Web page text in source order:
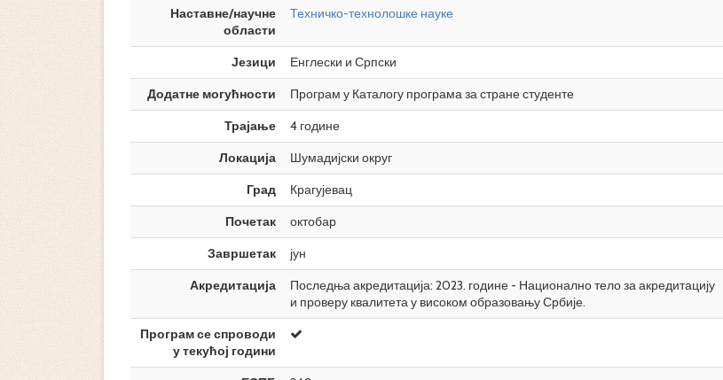
Наставне/научне
области
Техничко-технолошке науке
Језици
Енглески и Српски
Додатне могућности
Програм у Каталогу програма за стране студенте
Трајање
4 године
Локација
Шумадијски округ
Град
Крагујевац
Почетак
октобар
Завршетак
јун
Акредитација
Последња акредитација: 2023. године - Национално тело за акредитацију
и проверу квалитета у високом образовању Србије.
Програм се спроводи
у текућој години